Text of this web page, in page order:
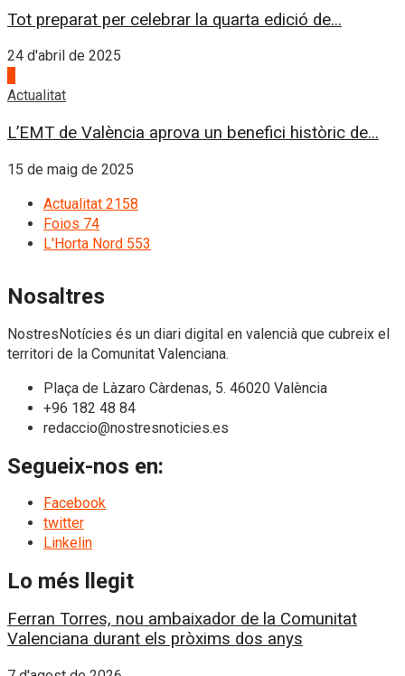
Tot preparat per celebrar la quarta edició de...
24 d'abril de 2025
Actualitat
L’EMT de València aprova un benefici històric de...
15 de maig de 2025
Actualitat 2158
Foios 74
L'Horta Nord 553
Nosaltres
NostresNotícies és un diari digital en valencià que cubreix el
territori de la Comunitat Valenciana.
Plaça de Làzaro Càrdenas, 5. 46020 València
+96 182 48 84
redaccio@nostresnoticies.es
Segueix-nos en:
Facebook
twitter
Linkelin
Lo més llegit
Ferran Torres, nou ambaixador de la Comunitat
Valenciana durant els pròxims dos anys